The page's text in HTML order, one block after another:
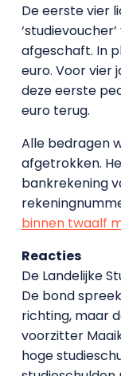
De eerste vier
afgeschaft. In
euro. Voor vier
deze eerste
euro terug.
Alle bedragen
afgetrokken.
bankrekening
binnen twaalf
Reacties
De Landelijke
De bond
richting, maar
voorzitter
hoge